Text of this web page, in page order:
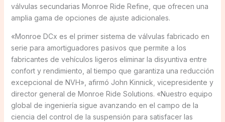
válvulas secundarias Monroe Ride Refine, que ofrecen una
amplia gama de opciones de ajuste adicionales.
«Monroe DCx es el primer sistema de válvulas fabricado en
serie para amortiguadores pasivos que permite a los
fabricantes de vehículos ligeros eliminar la disyuntiva entre
confort y rendimiento, al tiempo que garantiza una reducción
excepcional de NVH», afirmó John Kinnick, vicepresidente y
director general de Monroe Ride Solutions. «Nuestro equipo
global de ingeniería sigue avanzando en el campo de la
ciencia del control de la suspensión para satisfacer las